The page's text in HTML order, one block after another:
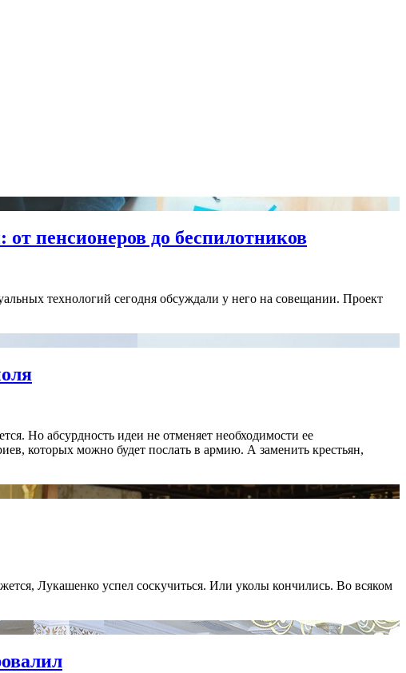
пенсионеров до беспилотников
технологий сегодня обсуждали у него на совещании. Проект
Но абсурдность идеи не отменяет необходимости ее
которых можно будет послать в армию. А заменить крестьян,
Лукашенко успел соскучиться. Или уколы кончились. Во всяком